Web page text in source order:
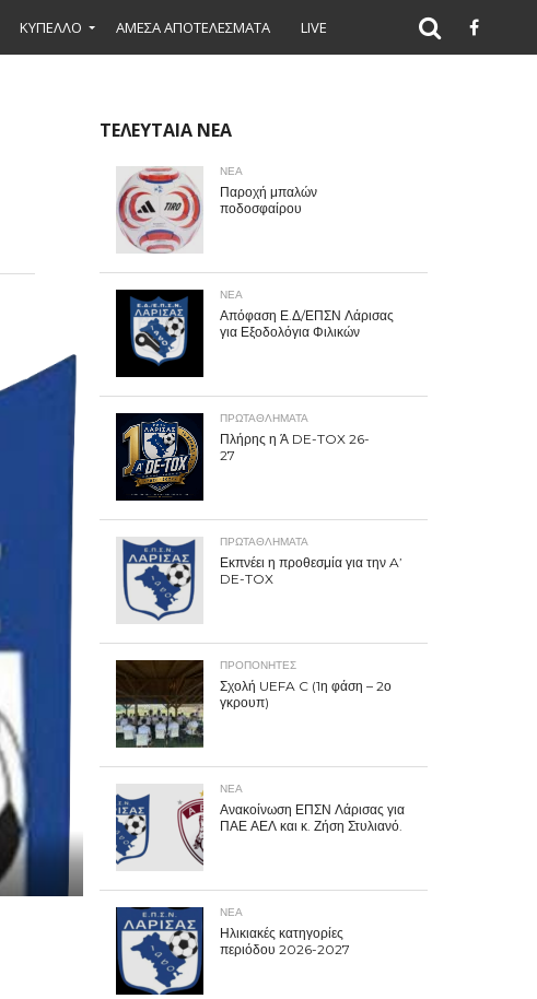
ΚΥΠΕΛΛΟ ΑΜΕΣΑ ΑΠΟΤΕΛΕΣΜΑΤΑ LIVE
ΤΕΛΕΥΤΑΙΑ ΝΕΑ
ΝΕΑ
Παροχή μπαλών
ποδοσφαίρου
ΝΕΑ
Απόφαση Ε.Δ/ΕΠΣΝ Λάρισας
για Εξοδολόγια Φιλικών
ΠΡΩΤΑΘΛΉΜΑΤΑ
Πλήρης η Ά DE-TOX 26-
27
ΠΡΩΤΑΘΛΉΜΑΤΑ
Εκπνέει η προθεσμία για την A’
DE-TOX
ΠΡΟΠΟΝΗΤΈΣ
Σχολή UEFA C (1η φάση – 2ο
γκρουπ)
ΝΕΑ
Ανακοίνωση ΕΠΣΝ Λάρισας για
ΠΑΕ ΑΕΛ και κ. Ζήση Στυλιανό.
ΝΕΑ
Ηλικιακές κατηγορίες
περιόδου 2026-2027